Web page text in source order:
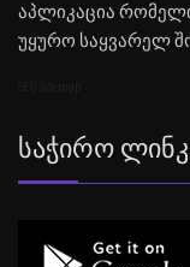
აპლიკაცია
უყურო საყვარელ
Საჭირო